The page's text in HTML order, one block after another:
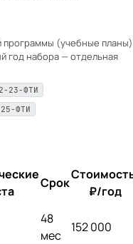
программы (учебные планы)
год набора — отдельная
23-ФТИ
ФТИ
Срок
₽/год
48
мес
152 000